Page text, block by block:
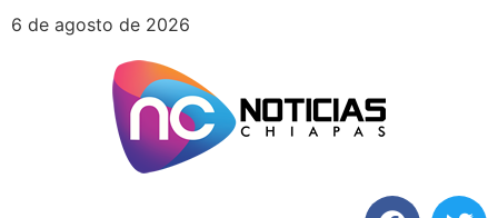
6 de agosto de 2026